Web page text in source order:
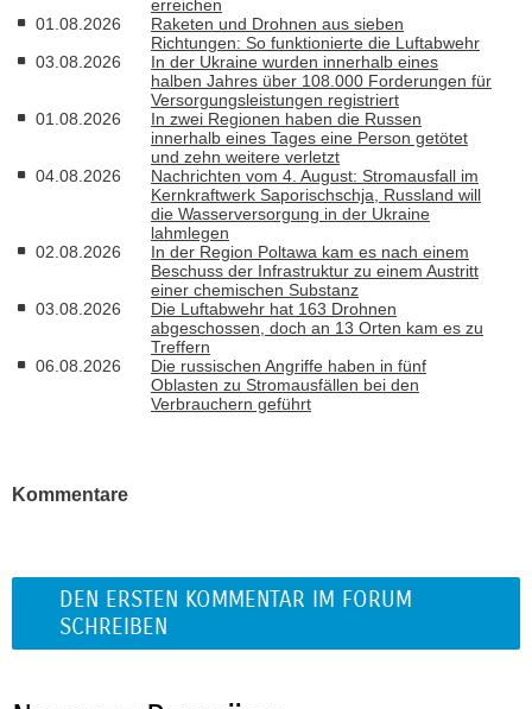
erreichen
01.08.2026
Raketen und Drohnen aus sieben
Richtungen: So funktionierte die Luftabwehr
03.08.2026
In der Ukraine wurden innerhalb eines
halben Jahres über 108.000 Forderungen für
Versorgungsleistungen registriert
01.08.2026
In zwei Regionen haben die Russen
innerhalb eines Tages eine Person getötet
und zehn weitere verletzt
04.08.2026
Nachrichten vom 4. August: Stromausfall im
Kernkraftwerk Saporischschja, Russland will
die Wasserversorgung in der Ukraine
lahmlegen
02.08.2026
In der Region Poltawa kam es nach einem
Beschuss der Infrastruktur zu einem Austritt
einer chemischen Substanz
03.08.2026
Die Luftabwehr hat 163 Drohnen
abgeschossen, doch an 13 Orten kam es zu
Treffern
06.08.2026
Die russischen Angriffe haben in fünf
Oblasten zu Stromausfällen bei den
Verbrauchern geführt
Kommentare
DEN ERSTEN KOMMENTAR IM FORUM
SCHREIBEN